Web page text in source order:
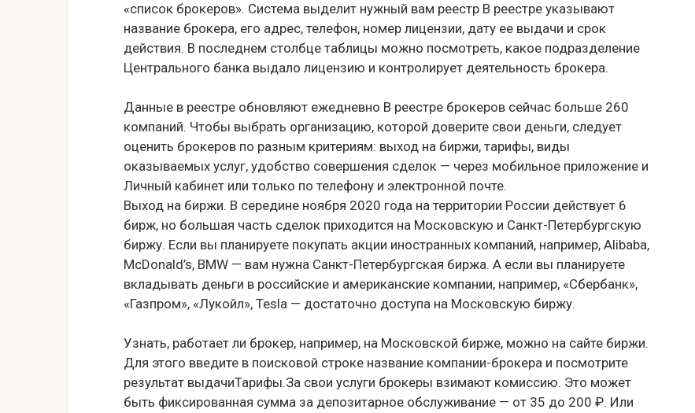
«список брокеров». Система выделит нужный вам реестр В реестре указывают
название брокера, его адрес, телефон, номер лицензии, дату ее выдачи и срок
действия. В последнем столбце таблицы можно посмотреть, какое подразделение
Центрального банка выдало лицензию и контролирует деятельность брокера.
Данные в реестре обновляют ежедневно В реестре брокеров сейчас больше 260
компаний. Чтобы выбрать организацию, которой доверите свои деньги, следует
оценить брокеров по разным критериям: выход на биржи, тарифы, виды
оказываемых услуг, удобство совершения сделок — через мобильное приложение и
Личный кабинет или только по телефону и электронной почте.
Выход на биржи. В середине ноября 2020 года на территории России действует 6
бирж, но большая часть сделок приходится на Московскую и Санкт-Петербургскую
биржу. Если вы планируете покупать акции иностранных компаний, например, Alibaba,
McDonald’s, BMW — вам нужна Санкт-Петербургская биржа. А если вы планируете
вкладывать деньги в российские и американские компании, например, «Сбербанк»,
«Газпром», «Лукойл», Tesla — достаточно доступа на Московскую биржу.
Узнать, работает ли брокер, например, на Московской бирже, можно на сайте биржи.
Для этого введите в поисковой строке название компании-брокера и посмотрите
результат выдачиТарифы.За свои услуги брокеры взимают комиссию. Это может
быть фиксированная сумма за депозитарное обслуживание — от 35 до 200 ₽. Или